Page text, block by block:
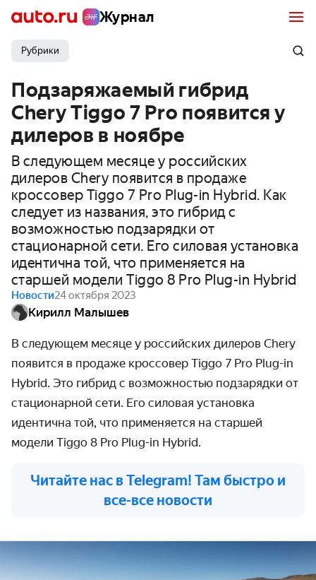
Журнал
Рубрики
Подзаряжаемый гибрид
Chery Tiggo 7 Pro появится у
дилеров в ноябре
В следующем месяце у российских
дилеров Chery появится в продаже
кроссовер Tiggo 7 Pro Plug-in Hybrid. Как
следует из названия, это гибрид с
возможностью подзарядки от
стационарной сети. Его силовая установка
идентична той, что применяется на
старшей модели Tiggo 8 Pro Plug-in Hybrid
Новости24 октября 2023
Кирилл Малышев
В следующем месяце у российских дилеров Chery
появится в продаже кроссовер Tiggo 7 Pro Plug-in
Hybrid. Это гибрид с возможностью подзарядки от
стационарной сети. Его силовая установка
идентична той, что применяется на старшей
модели Tiggo 8 Pro Plug-in Hybrid.
Читайте нас в Telegram! Там быстро и
все-все новости